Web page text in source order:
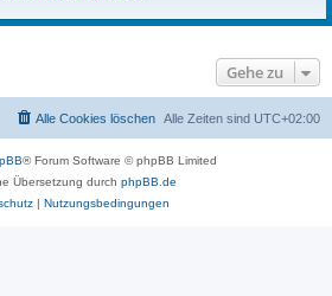
Gehe zu
Alle Zeiten sind UTC+02:00
Alle Cookies löschen
® Forum Software © phpBB Limited
Übersetzung durch phpBB.de
| Nutzungsbedingungen